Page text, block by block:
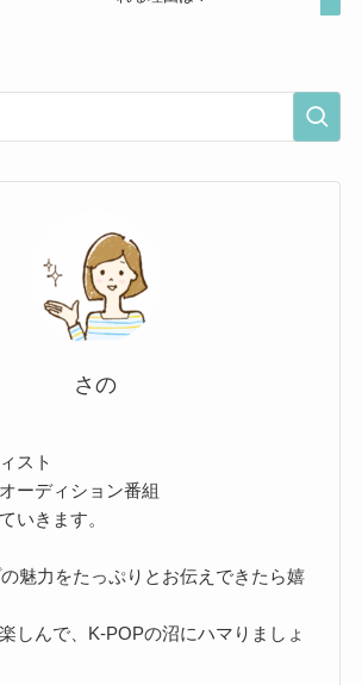
さの
スト
ーディション番組
いきます。
魅力をたっぷりとお伝えできたら嬉
しんで、K-POPの沼にハマりましょ